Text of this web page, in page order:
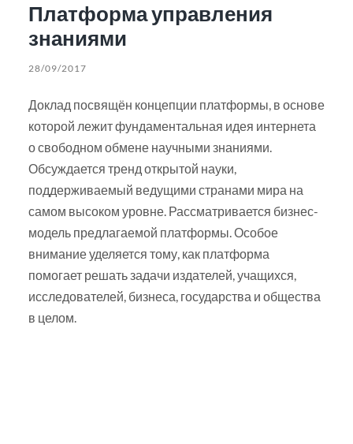
Платформа управления
знаниями
28/09/2017
Доклад посвящён концепции платформы, в основе
которой лежит фундаментальная идея интернета
о свободном обмене научными знаниями.
Обсуждается тренд открытой науки,
поддерживаемый ведущими странами мира на
самом высоком уровне. Рассматривается бизнес-
модель предлагаемой платформы. Особое
внимание уделяется тому, как платформа
помогает решать задачи издателей, учащихся,
исследователей, бизнеса, государства и общества
в целом.